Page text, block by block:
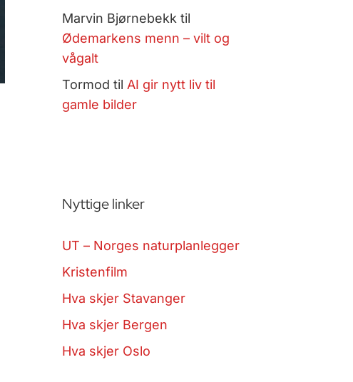
Marvin Bjørnebekk til
Ødemarkens menn – vilt og
vågalt
Tormod til AI gir nytt liv til
gamle bilder
Nyttige linker
UT – Norges naturplanlegger
Kristenfilm
Hva skjer Stavanger
Hva skjer Bergen
Hva skjer Oslo